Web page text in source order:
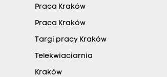
Praca Kraków
Praca Kraków
Targi pracy Kraków
Telekwiaciarnia
Kraków